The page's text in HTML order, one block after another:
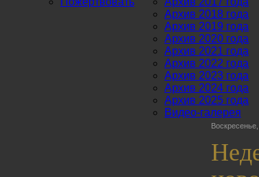
Архив 2018 года
Архив 2019 года
Архив 2020 года
Архив 2021 года
Архив 2022 года
Архив 2023 года
Архив 2024 года
Архив 2025 года
Видео-галерея